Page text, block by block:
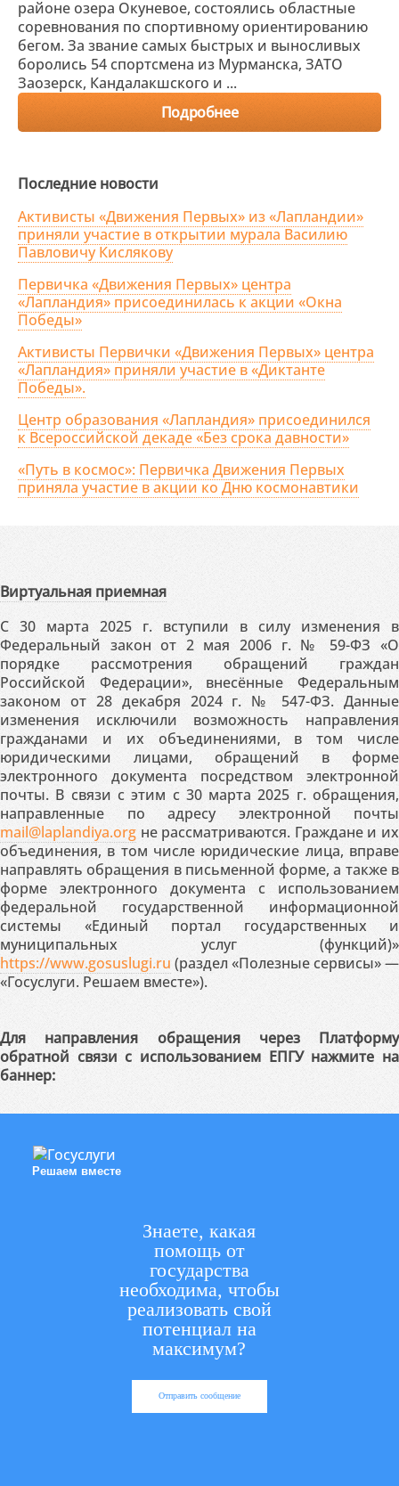
районе озера Окуневое, состоялись областные
соревнования по спортивному ориентированию
бегом. За звание самых быстрых и выносливых
боролись 54 спортсмена из Мурманска, ЗАТО
Заозерск, Кандалакшского и ...
Подробнее
Последние новости
Активисты «Движения Первых» из «Лапландии»
приняли участие в открытии мурала Василию
Павловичу Кислякову
Первичка «Движения Первых» центра
«Лапландия» присоединилась к акции «Окна
Победы»
Активисты Первички «Движения Первых» центра
«Лапландия» приняли участие в «Диктанте
Победы».
Центр образования «Лапландия» присоединился
к Всероссийской декаде «Без срока давности»
«Путь в космос»: Первичка Движения Первых
приняла участие в акции ко Дню космонавтики
Виртуальная приемная
С 30 марта 2025 г. вступили в силу изменения в
Федеральный закон от 2 мая 2006 г. № 59-ФЗ «О
порядке рассмотрения обращений граждан
Российской Федерации», внесённые Федеральным
законом от 28 декабря 2024 г. № 547-ФЗ. Данные
изменения исключили возможность направления
гражданами и их объединениями, в том числе
юридическими лицами, обращений в форме
электронного документа посредством электронной
почты. В связи с этим с 30 марта 2025 г. обращения,
направленные по адресу электронной почты
mail@laplandiya.org не рассматриваются. Граждане и их
объединения, в том числе юридические лица, вправе
направлять обращения в письменной форме, а также в
форме электронного документа с использованием
федеральной государственной информационной
системы «Единый портал государственных и
муниципальных услуг (функций)»
https://www.gosuslugi.ru (раздел «Полезные сервисы» —
«Госуслуги. Решаем вместе»).
Для направления обращения через Платформу
обратной связи с использованием ЕПГУ нажмите на
баннер:
Решаем вместе
Знаете, какая
помощь от
государства
необходима, чтобы
реализовать свой
потенциал на
максимум?
Отправить сообщение